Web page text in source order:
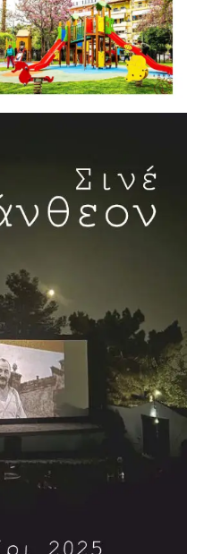
παράδειγμα το ίδιο το
η εκδήλωση, το οποίο
με χρηματοδότηση από
«Αττική 2021-2027».
ολόκληρη την Αττική
παρουσίασε ο Νίκος
και παρεμβάσεις,
δισεκατομμυρίων